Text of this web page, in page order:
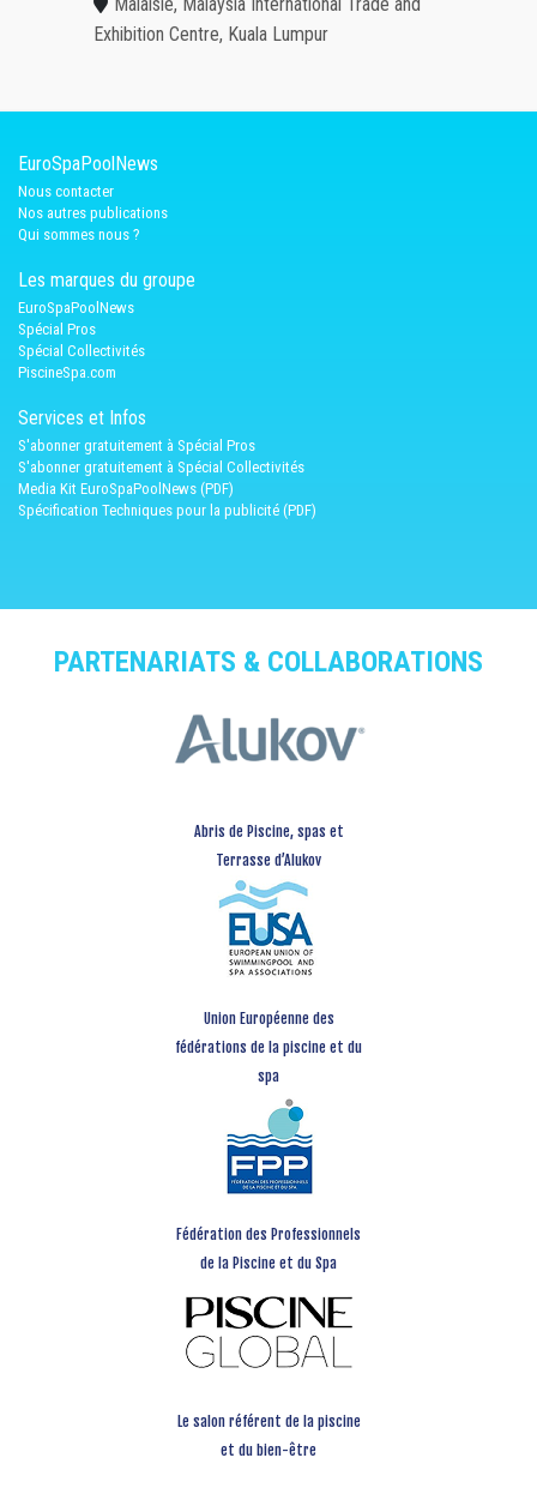
Malaisie, Malaysia International Trade and
Exhibition Centre, Kuala Lumpur
EuroSpaPoolNews
Nous contacter
Nos autres publications
Qui sommes nous ?
Les marques du groupe
EuroSpaPoolNews
Spécial Pros
Spécial Collectivités
PiscineSpa.com
Services et Infos
S'abonner gratuitement à Spécial Pros
S'abonner gratuitement à Spécial Collectivités
Media Kit EuroSpaPoolNews (PDF)
Spécification Techniques pour la publicité (PDF)
PARTENARIATS & COLLABORATIONS
Abris de Piscine, spas et
Terrasse d’Alukov
Union Européenne des
fédérations de la piscine et du
spa
Fédération des Professionnels
de la Piscine et du Spa
Le salon référent de la piscine
et du bien-être